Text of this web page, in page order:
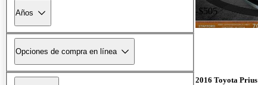
Años
Opciones de compra en línea
-$505
2016 Toyota Prius